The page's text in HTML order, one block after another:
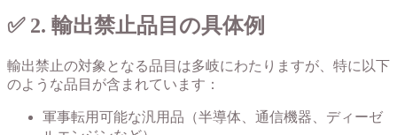
✅ 2. 輸出禁止品目の具体例
輸出禁止の対象となる品目は多岐にわたりますが、特に以下
のような品目が含まれています：
軍事転用可能な汎用品（半導体、通信機器、ディーゼ